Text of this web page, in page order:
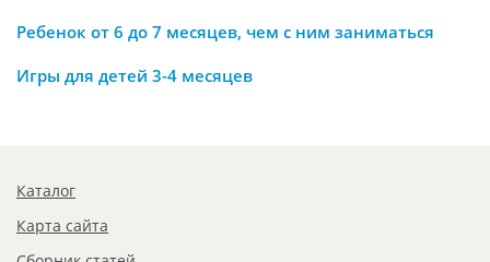
Ребенок от 6 до 7 месяцев, чем с ним заниматься
Игры для детей 3-4 месяцев
Каталог
Карта сайта